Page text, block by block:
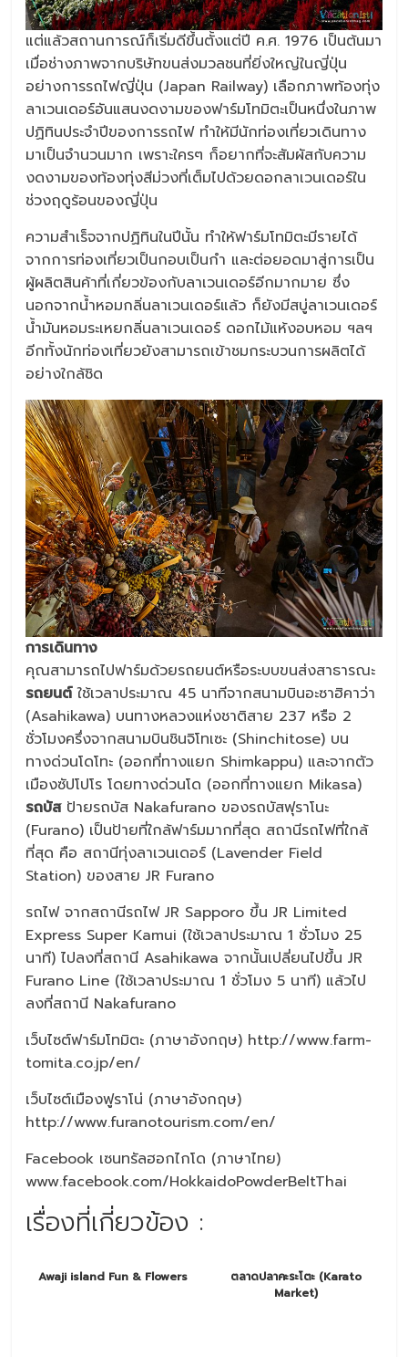
แต่แล้วสถานการณ์ก็เริ่มดีขึ้นตั้งแต่ปี ค.ศ. 1976 เป็นต้นมา
เมื่อช่างภาพจากบริษัทขนส่งมวลชนที่ยิ่งใหญ่ในญี่ปุ่น
อย่างการรถไฟญี่ปุ่น (Japan Railway) เลือกภาพท้องทุ่ง
ลาเวนเดอร์อันแสนงดงามของฟาร์มโทมิตะเป็นหนึ่งในภาพ
ปฏิทินประจำปีของการรถไฟ ทำให้มีนักท่องเที่ยวเดินทาง
มาเป็นจำนวนมาก เพราะใครๆ ก็อยากที่จะสัมผัสกับความ
งดงามของท้องทุ่งสีม่วงที่เต็มไปด้วยดอกลาเวนเดอร์ใน
ช่วงฤดูร้อนของญี่ปุ่น
ความสำเร็จจากปฏิทินในปีนั้น ทำให้ฟาร์มโทมิตะมีรายได้
จากการท่องเที่ยวเป็นกอบเป็นกำ และต่อยอดมาสู่การเป็น
ผู้ผลิตสินค้าที่เกี่ยวข้องกับลาเวนเดอร์อีกมากมาย ซึ่ง
นอกจากน้ำหอมกลิ่นลาเวนเดอร์แล้ว ก็ยังมีสบู่ลาเวนเดอร์
น้ำมันหอมระเหยกลิ่นลาเวนเดอร์ ดอกไม้แห้งอบหอม ฯลฯ
อีกทั้งนักท่องเที่ยวยังสามารถเข้าชมกระบวนการผลิตได้
อย่างใกล้ชิด
การเดินทาง
คุณสามารถไปฟาร์มด้วยรถยนต์หรือระบบขนส่งสาธารณะ
รถยนต์ใช้เวลาประมาณ 45 นาทีจากสนามบินอะซาฮิคาว่า
(Asahikawa) บนทางหลวงแห่งชาติสาย 237 หรือ 2
ชั่วโมงครึ่งจากสนามบินชินจิโทเซะ (Shinchitose) บน
ทางด่วนโดโทะ (ออกที่ทางแยก Shimkappu) และจากตัว
เมืองซัปโปโร โดยทางด่วนโด (ออกที่ทางแยก Mikasa)
รถบัสป้ายรถบัส Nakafurano ของรถบัสฟุราโนะ
(Furano) เป็นป้ายที่ใกล้ฟาร์มมากที่สุด สถานีรถไฟที่ใกล้
ที่สุด คือ สถานีทุ่งลาเวนเดอร์ (Lavender Field
Station) ของสาย JR Furano
รถไฟ จากสถานีรถไฟ JR Sapporo ขึ้น JR Limited
Express Super Kamui (ใช้เวลาประมาณ 1 ชั่วโมง 25
นาที) ไปลงที่สถานี Asahikawa จากนั้นเปลี่ยนไปขึ้น JR
Furano Line (ใช้เวลาประมาณ 1 ชั่วโมง 5 นาที) แล้วไป
ลงที่สถานี Nakafurano
เว็บไซต์ฟาร์มโทมิตะ (ภาษาอังกฤษ) http://www.farm-
tomita.co.jp/en/
เว็บไซต์เมืองฟูราโน่ (ภาษาอังกฤษ)
http://www.furanotourism.com/en/
Facebook เซนทรัลฮอกไกโด (ภาษาไทย)
www.facebook.com/HokkaidoPowderBeltThai
เรื่องที่เกี่ยวข้อง :
Awaji island Fun & Flowers
ตลาดปลาคะระโตะ (Karato
Market)